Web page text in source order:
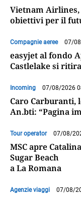
Vietnam
obiettivi per il
Compagnie aeree 07/
easyjet al fondo
Castlelake si ritira
Incoming 07/08/2026
Caro Carburanti,
An.bti: “Pagina
Tour operator 07/08/
MSC apre Catalina
Sugar Beach
a La Romana
Agenzie viaggi 07/08/